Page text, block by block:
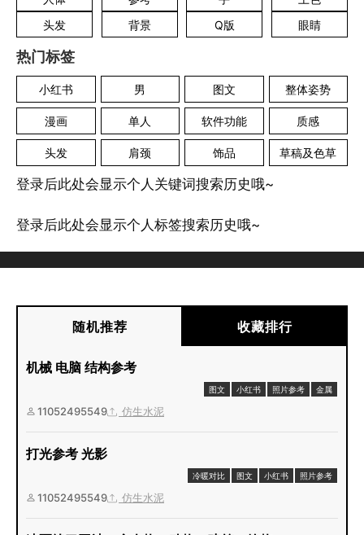
头发
背景 Q版 眼睛
热门标签
小红书 男 图文 整体姿势
漫画 单人 软件功能 质感
头发 肩颈 饰品 草稿及色草
登录后此处会显示个人关键词搜索历史哦~
登录后此处会显示个人标签搜索历史哦~
随机推荐 收藏排行
机械 电脑 结构参考
图文 小红书 照片参考 金属
11052495549 仿生水泥
打光参考 光影
冷暖对比 图文 小红书 照片参考
11052495549 仿生水泥